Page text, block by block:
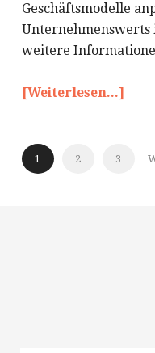
Geschäftsmodelle
Unternehmenswerts
weitere
[Weiterlesen...]
1 2 3